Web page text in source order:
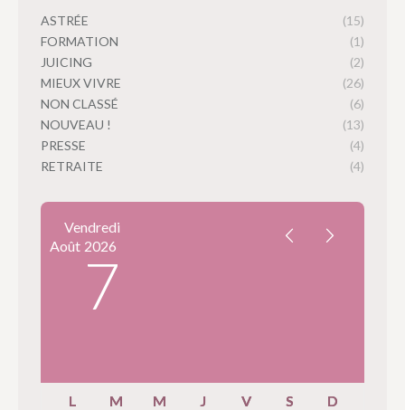
ASTRÉE
(15)
FORMATION
(1)
JUICING
(2)
MIEUX VIVRE
(26)
NON CLASSÉ
(6)
NOUVEAU !
(13)
PRESSE
(4)
RETRAITE
(4)
Vendredi
Août 2026
7
L M M J V S D